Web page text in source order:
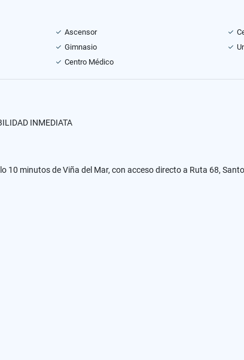
Ascensor
Gimnasio
Centro Médico
INMEDIATA
minutos de Viña del Mar, con acceso directo a Ruta 68,